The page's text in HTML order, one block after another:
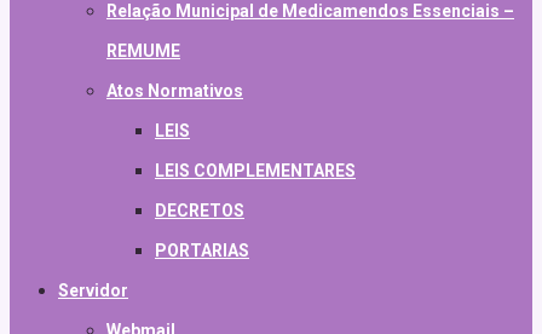
Relação Municipal de Medicamendos Essenciais –
REMUME
Atos Normativos
LEIS
LEIS COMPLEMENTARES
DECRETOS
PORTARIAS
Servidor